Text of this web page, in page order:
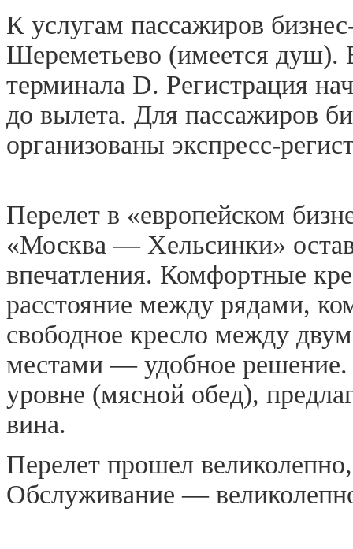
К услугам пассажиров
Шереметьево (имеется душ).
терминала D. Регистрация
до вылета. Для пассажиров
организованы экспресс-
Перелет в «европейском
«Москва — Хельсинки»
впечатления. Комфортные
расстояние между рядами,
свободное кресло между
местами — удобное
уровне (мясной обед),
вина.
Перелет прошел
Обслуживание —